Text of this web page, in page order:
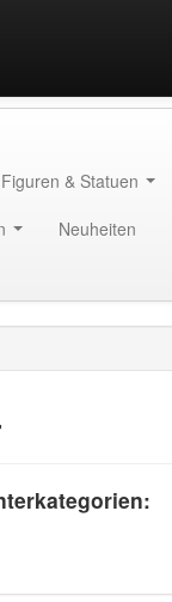
Figuren & Statuen
Neuheiten